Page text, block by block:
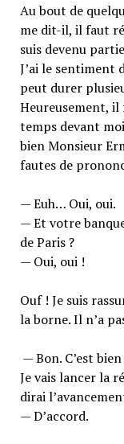
Au bout de
me dit-il, il faut
suis devenu
J’ai le sentiment
peut durer
Heureusement, il
temps devant
bien Monsieur
fautes de
— Euh… Oui, oui.
— Et votre
de Paris ?
— Oui, oui !
Ouf ! Je suis
la borne. Il n’a
— Bon. C’est
Je vais lancer la
dirai
— D’accord.